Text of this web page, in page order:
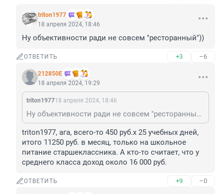
triton1977
18 апреля 2024, 18:46
Ну объективности ради не совсем "ресторанный"))
ОТВЕТИТЬ +3 –6
212850Е
18 апреля 2024, 19:29
triton197718 апреля 2024, 18:46
Ну объективности ради не совсем "ресторанный"))
triton1977, ага, всего-то 450 руб.х 25 учебных дней,
итого 11250 руб. в месяц, только на школьное
питание старшеклассника. А кто-то считает, что у
среднего класса доход около 16 000 руб.
ОТВЕТИТЬ +9 –0